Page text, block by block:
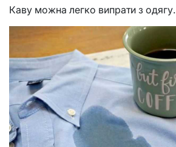
Каву можна легко випрати з одягу.